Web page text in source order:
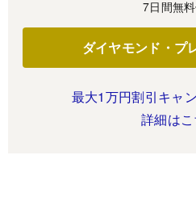
7日間無
ダイヤモンド・プ
最大1万円割引キャ
詳細は